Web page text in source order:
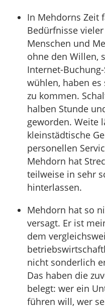
In Mehdorns Zeit
Bedürfnisse
Menschen und
ohne den Willen,
Internet-
wühlen, haben es
zu kommen.
halben Stunde
geworden. Weite
kleinstädtische
personellen
Mehdorn hat
teilweise in sehr
hinterlassen.
Mehdorn hat so
versagt. Er ist
dem
nicht sonderlich
Das haben die
belegt: wer ein
führen will, wer